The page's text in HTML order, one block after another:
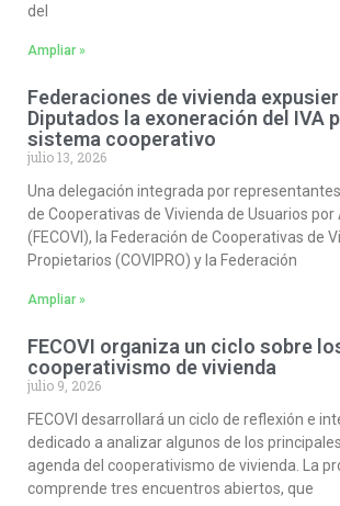
del
Ampliar »
Federaciones de vivienda
Diputados la exoneración del IVA
sistema cooperativo
julio 13, 2026
Una delegación integrada por
de Cooperativas de Vivienda de Usuarios por
(FECOVI), la Federación de Cooperativas de
Propietarios (COVIPRO) y la Federación
Ampliar »
FECOVI organiza un ciclo sobre
cooperativismo de vivienda
julio 9, 2026
FECOVI desarrollará un ciclo de reflexión e
dedicado a analizar algunos de los
agenda del cooperativismo de vivienda. La
comprende tres encuentros abiertos, que